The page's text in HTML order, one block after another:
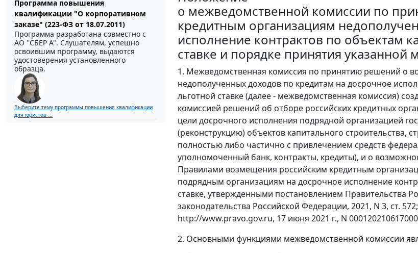
Программа повышения
квалификации "О корпоративном
заказе" (223-ФЗ от 18.07.2011)
Программа разработана совместно с
АО ''СБЕР А". Слушателям, успешно
освоившим программу, выдаются
удостоверения установленного
образца.
Выберите тему программы повышения квалификации
для юристов ...
о межведомственной комиссии по
кредитным организациям
исполнение контрактов по объектам
ставке и порядке принятия
1. Межведомственная комиссия по принятию решений о
недополученных доходов по кредитам на досрочное
льготной ставке (далее - межведомственная комиссия)
комиссией решений об отборе российских кредитных
цели досрочного исполнения подрядной организацией
(реконструкцию) объектов капитального строительства,
полностью либо частично с привлечением средств
уполномоченный банк, контракты, кредиты), и о
Правилами возмещения российским кредитным
подрядным организациям на досрочное исполнение
ставке, утвержденными постановлением Правительства
законодательства Российской Федерации, 2021, N 3, ст.
http://www.pravo.gov.ru, 17 июня 2021 г., N
2. Основными функциями межведомственной комиссии